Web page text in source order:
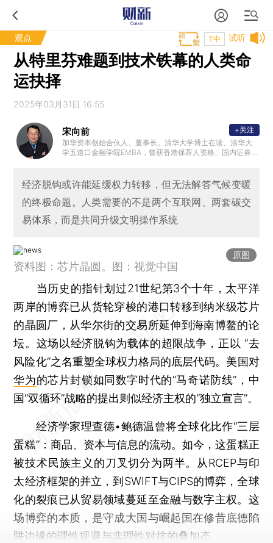
观点 试听
T中
从特里芬难题到技术铁幕的人类命
运抉择
2025年03月31日 16:55
宋向前
加华资本创始合伙人、董事长。清华大学博士在读、清华大
学五道口金融学院EMBA，曾获香港保荐人资格、国内证券从
北大、清华五道口金融学院客座讲师。曾先后任职于光大证
券、国信证券，担任华泰证券董事、财务总监，世纪证券投
行总经理、副总裁、财务总监。
+关注
经济脱钩或许能延缓权力转移，但无法解答气候变暖
的终极命题。人类需要的不是两个互联网、两套碳交
易体系，而是共同升级文明操作系统
原图
资料图：芯片晶圆。图：视觉中国
当历史的指针划过21世纪第3个十年，太平洋
两岸的博弈已从货轮穿梭的港口转移到纳米级芯片
的晶圆厂，从华尔街的交易所延伸到海南博鳌的论
坛。这场以经济脱钩为载体的超限战争，正以 “去
风险化”之名重塑全球权力格局的底层代码。美国对
华为的芯片封锁如同数字时代的“马奇诺防线”，中
国“双循环”战略的提出则似经济主权的“独立宣言”。
经济学家理查德•鲍德温曾将全球化比作“三层
蛋糕”：商品、资本与信息的流动。如今，这蛋糕正
被技术民族主义的刀叉切分为两半。从RCEP与印
太经济框架的并立，到SWIFT与CIPS的博弈，全球
化的裂痕已从贸易领域蔓延至金融与数字主权。这
场博弈的本质，是守成大国与崛起国在修昔底德陷
阱边缘的理性规避与非理性对抗的叠加态。